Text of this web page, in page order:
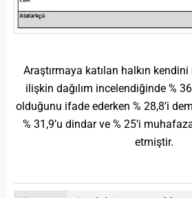
Araştırmaya katılan halkın kendini
ilişkin dağılım incelendiğinde %
olduğunu ifade ederken % 28,8’i
% 31,9’u dindar ve % 25’i
etmiştir.